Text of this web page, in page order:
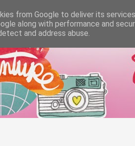
from Google to deliver its
along with performance and
and address abuse.